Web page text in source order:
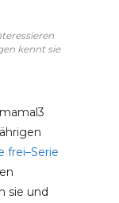
kennt sie
frei–Serie
sie und